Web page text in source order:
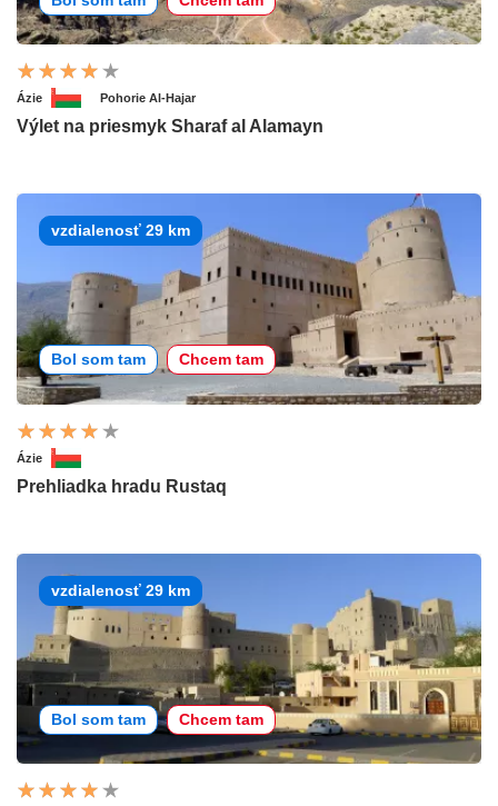
Ázie Pohorie Al-Hajar
Výlet na priesmyk Sharaf al Alamayn
vzdialenosť 29 km
Bol som tam Chcem tam
Ázie
Prehliadka hradu Rustaq
vzdialenosť 29 km
Bol som tam Chcem tam